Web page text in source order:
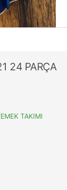
24 PARÇA
TAKIMI